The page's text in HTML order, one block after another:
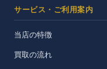
サービス・ご利用案内
当店の特徴
買取の流れ